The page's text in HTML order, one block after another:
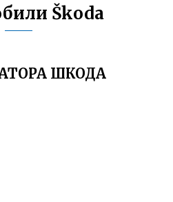
Škoda
ШКОДА